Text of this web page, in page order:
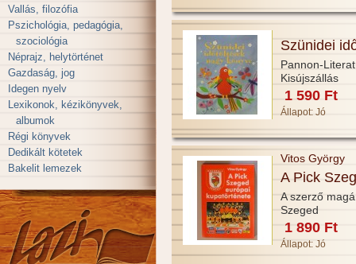
Vallás, filozófia
Pszichológia, pedagógia,
szociológia
Néprajz, helytörténet
Gazdaság, jog
Idegen nyelv
Lexikonok, kézikönyvek,
albumok
Régi könyvek
Dedikált kötetek
Bakelit lemezek
Szünidei
Pannon-
Kisújszállás
1 590 Ft
Állapot: Jó
Vitos György
A Pick
A szerző
Szeged
1 890 Ft
Állapot: Jó